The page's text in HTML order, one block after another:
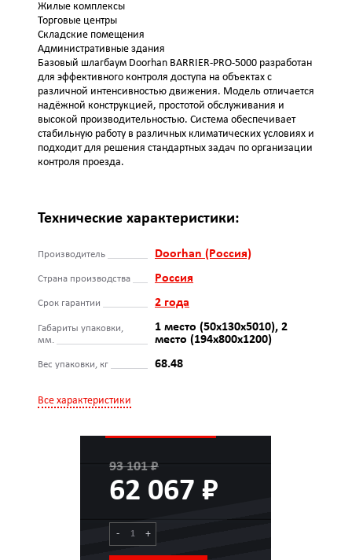
Жилые комплексы
Торговые центры
Складские помещения
Административные здания
Базовый шлагбаум Doorhan BARRIER-PRO-5000 разработан
для эффективного контроля доступа на объектах с
различной интенсивностью движения. Модель отличается
надёжной конструкцией, простотой обслуживания и
высокой производительностью. Система обеспечивает
стабильную работу в различных климатических условиях и
подходит для решения стандартных задач по организации
контроля проезда.
Технические характеристики:
Производитель Doorhan (Россия)
Страна производства Россия
Срок гарантии 2 года
Габариты упаковки,
мм.
1 место (50х130х5010), 2
место (194х800х1200)
Вес упаковки, кг 68.48
Все характеристики
93 101 ₽
62 067 ₽
- +